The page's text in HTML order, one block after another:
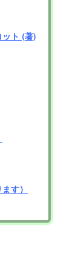
ト (著)
す）